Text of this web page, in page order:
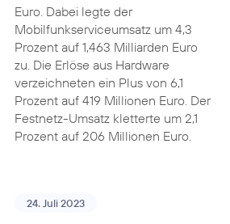
Euro. Dabei legte der
Mobilfunkserviceumsatz um 4,3
Prozent auf 1,463 Milliarden Euro
zu. Die Erlöse aus Hardware
verzeichneten ein Plus von 6,1
Prozent auf 419 Millionen Euro. Der
Festnetz-Umsatz kletterte um 2,1
Prozent auf 206 Millionen Euro.
24. Juli 2023